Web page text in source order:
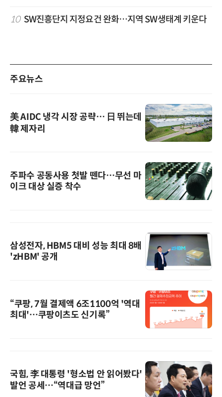
10 SW진흥단지 지정요건 완화…지역 SW생태계 키운다
주요뉴스
美 AIDC 냉각 시장 공략… 日 뛰는데
韓 제자리
주파수 공동사용 첫발 뗀다…무선 마
이크 대상 실증 착수
삼성전자, HBM5 대비 성능 최대 8배
'zHBM' 공개
“쿠팡, 7월 결제액 6조1100억 '역대
최대'…쿠팡이츠도 신기록”
국힘, 李 대통령 '형소법 안 읽어봤다'
발언 공세…“역대급 망언”